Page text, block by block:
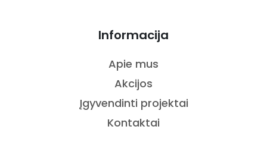
Informacija
Apie mus
Akcijos
Įgyvendinti projektai
Kontaktai